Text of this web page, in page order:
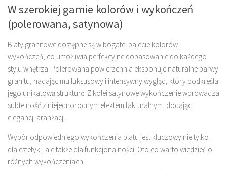
W szerokiej gamie kolorów i wykończeń
(polerowana, satynowa)
Blaty granitowe dostępne są w bogatej palecie kolorów i
wykończeń, co umożliwia perfekcyjne dopasowanie do każdego
stylu wnętrza. Polerowana powierzchnia eksponuje naturalne barwy
granitu, nadając mu luksusowy i intensywny wygląd, który podkreśla
jego unikatową strukturę. Z kolei satynowe wykończenie wprowadza
subtelność z niejednorodnym efektem fakturalnym, dodając
elegancji aranżacji.
Wybór odpowiedniego wykończenia blatu jest kluczowy nie tylko
dla estetyki, ale także dla funkcjonalności. Oto co warto wiedzieć o
różnych wykończeniach: